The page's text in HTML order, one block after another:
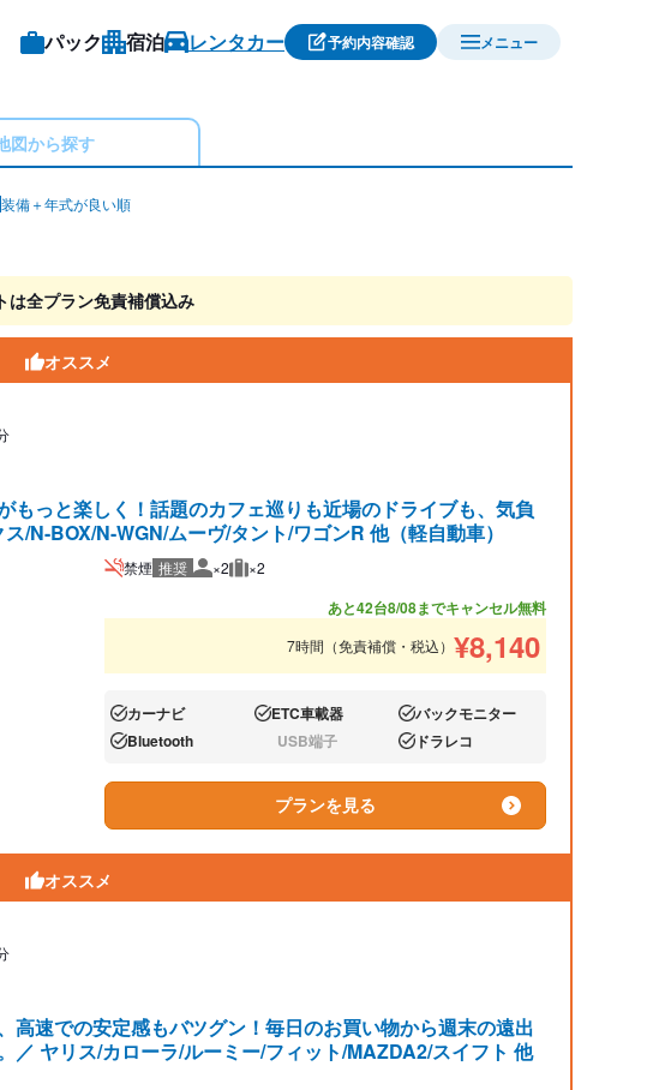
パック 宿泊 レンタカー 予約内容確認 メニュー
図から探す
装備＋年式が良い順
は全プラン免責補償込み
オススメ
もっと楽しく！話題のカフェ巡りも近場のドライブも、気負
/N-BOX/N-WGN/ムーヴ/タント/ワゴンR 他（軽自動車）
禁煙 推奨 推奨人数
×2 推奨荷物
×2
あと42台8/08までキャンセル無料
7時間（免責補償・税込） ¥8,140
あり:カーナビ あり:ETC車載器 あり:バックモニター
あり:Bluetooth なし:USB端子 あり:ドラレコ
プランを見る
オススメ
高速での安定感もバツグン！毎日のお買い物から週末の遠出
／ ヤリス/カローラ/ルーミー/フィット/MAZDA2/スイフト 他